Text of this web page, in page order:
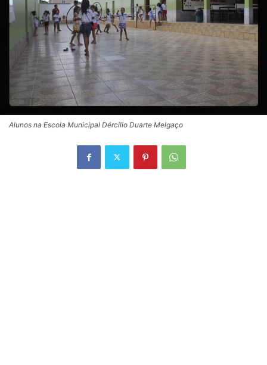
Alunos na Escola Municipal Dércilio Duarte Melgaço